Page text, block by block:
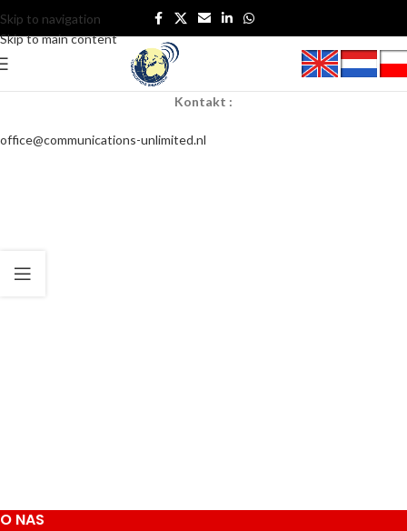
Skip to navigation
Skip to main content
Kontakt :
office@communications-unlimited.nl
O NAS